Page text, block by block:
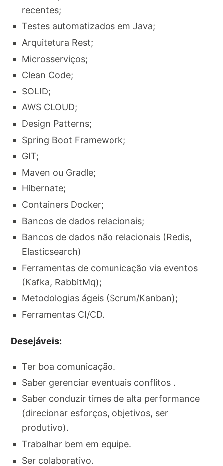
recentes;
Testes automatizados em Java;
Arquitetura Rest;
Microsserviços;
Clean Code;
SOLID;
AWS CLOUD;
Design Patterns;
Spring Boot Framework;
GIT;
Maven ou Gradle;
Hibernate;
Containers Docker;
Bancos de dados relacionais;
Bancos de dados não relacionais (Redis,
Elasticsearch)
Ferramentas de comunicação via eventos
(Kafka, RabbitMq);
Metodologias ágeis (Scrum/Kanban);
Ferramentas CI/CD.
Desejáveis:
Ter boa comunicação.
Saber gerenciar eventuais conflitos .
Saber conduzir times de alta performance
(direcionar esforços, objetivos, ser
produtivo).
Trabalhar bem em equipe.
Ser colaborativo.